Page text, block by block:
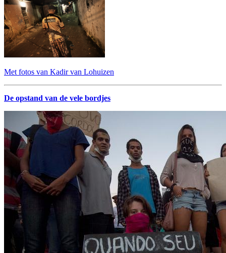
Met fotos van Kadir van Lohuizen
De opstand van de vele bordjes